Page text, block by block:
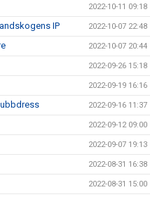
2022-10-11 09:18
IP 2022-10-07 22:48
2022-10-07 20:44
2022-09-26 15:18
2022-09-19 16:16
2022-09-16 11:37
2022-09-12 09:00
2022-09-07 19:13
2022-08-31 16:38
2022-08-31 15:00